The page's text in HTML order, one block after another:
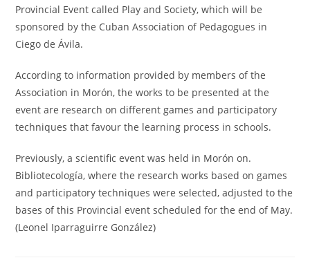
Provincial Event called Play and Society, which will be
sponsored by the Cuban Association of Pedagogues in
Ciego de Ávila.
According to information provided by members of the
Association in Morón, the works to be presented at the
event are research on different games and participatory
techniques that favour the learning process in schools.
Previously, a scientific event was held in Morón on.
Bibliotecología, where the research works based on games
and participatory techniques were selected, adjusted to the
bases of this Provincial event scheduled for the end of May.
(Leonel Iparraguirre González)